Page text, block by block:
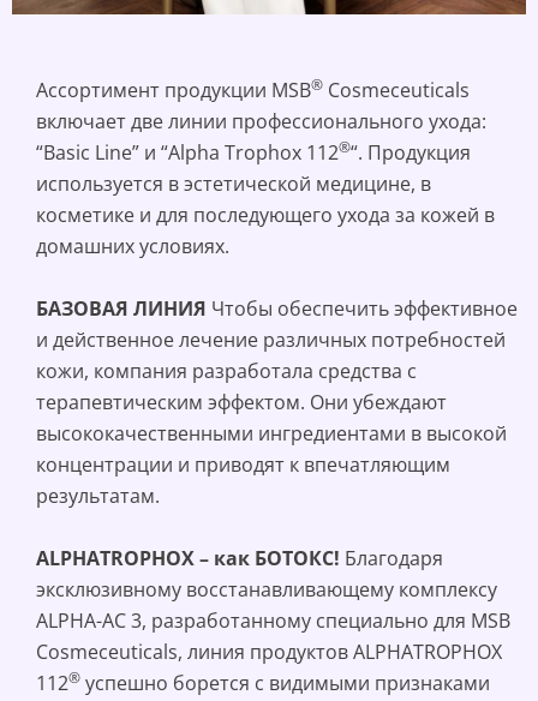
Ассортимент продукции MSB® Cosmeceuticals
включает две линии профессионального ухода:
“Basic Line” и “Alpha Trophox 112®“. Продукция
используется в эстетической медицине, в
косметике и для последующего ухода за кожей в
домашних условиях.
БАЗОВАЯ ЛИНИЯ Чтобы обеспечить эффективное
и действенное лечение различных потребностей
кожи, компания разработала средства с
терапевтическим эффектом. Они убеждают
высококачественными ингредиентами в высокой
концентрации и приводят к впечатляющим
результатам.
ALPHATROPHOX – как БОТОКС! Благодаря
эксклюзивному восстанавливающему комплексу
ALPHA-AC 3, разработанному специально для MSB
Cosmeceuticals, линия продуктов ALPHATROPHOX
112® успешно борется с видимыми признаками